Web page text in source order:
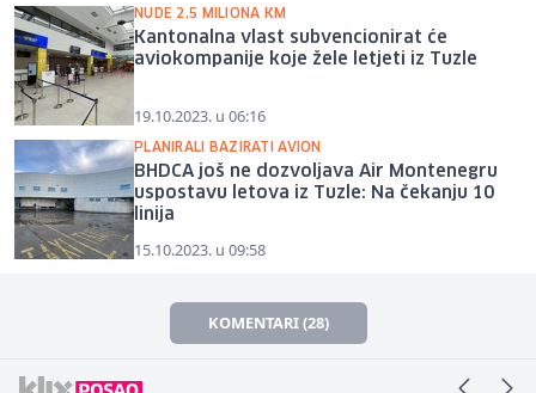
NUDE 2,5 MILIONA KM
Kantonalna vlast subvencionirat će
aviokompanije koje žele letjeti iz Tuzle
19.10.2023. u 06:16
PLANIRALI BAZIRATI AVION
BHDCA još ne dozvoljava Air Montenegru
uspostavu letova iz Tuzle: Na čekanju 10
linija
15.10.2023. u 09:58
KOMENTARI (28)